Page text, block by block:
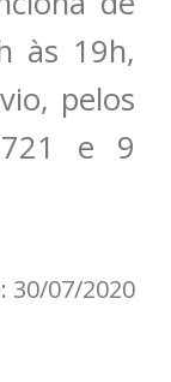
às 19h,
pelos
e 9
30/07/2020